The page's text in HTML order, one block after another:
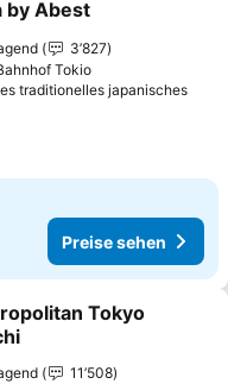
hinzufügen
by Abest
3’827
Tokio
traditionelles japanisches
Preise sehen
hinzufügen
Tokyo
11’508